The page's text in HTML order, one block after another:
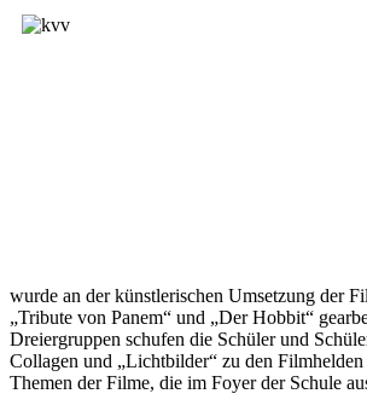
wurde an der künstlerischen Umsetzung der
„Tribute von Panem“ und „Der Hobbit“
Dreiergruppen schufen die Schüler und
Collagen und „Lichtbilder“ zu den Filmhelden
Themen der Filme, die im Foyer der Schule